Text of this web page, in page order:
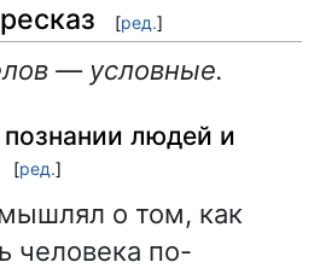
[ред.]
— условные.
людей и
[ред.]
о том, как
человека по-